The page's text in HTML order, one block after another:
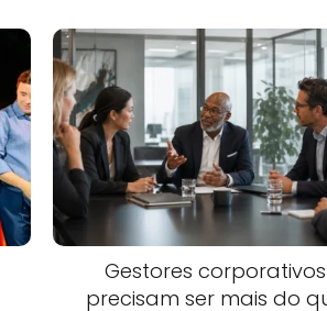
Gestores corporativos
precisam ser mais do